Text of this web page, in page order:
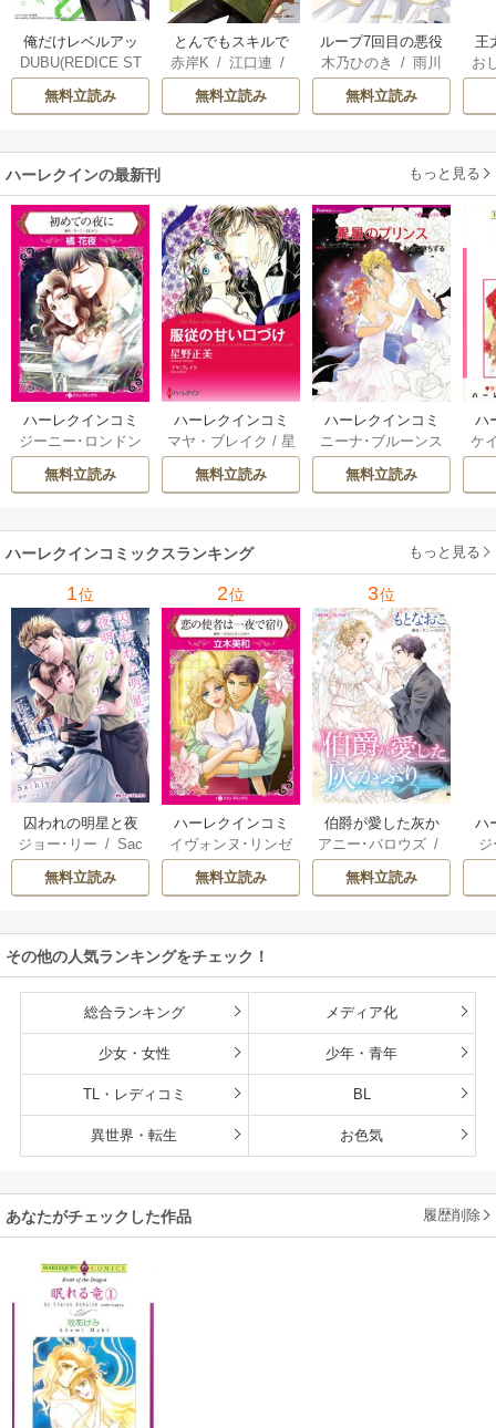
俺だけレベルアッ
プな件
DUBU(REDICE ST
UDIO)
/ Chugong
h-goon
無料立読み
とんでもスキルで
異世界放浪メシ
赤岸K/ 江口連 /
雅
無料立読み
ループ7回目の悪役
令嬢は、元敵国で
自由気ままな花嫁
生活を満喫する
木乃ひのき /雨川
透子/八美☆わん
無料立読み
王
こ
二
お
ハーレクインの最新刊 もっと見る
ハーレクインコミ
ックス セット 202
6年 vol.1064 1巻
ジーニー･ロンドン
橘花夜 / メアリ
ー･ライアンズ
ーガン/星合操/ア
ン･ウィール/ 津寺
里可子
無料立読み
ハーレクインコミ
ックス セット 202
6年 vol.1002 1巻
マヤ・ブレイク / 星
野正美/
ヘレン･ブ
ルックス/のわきね
ウェイ/一重夕子
無料立読み
ハーレクインコミ
ックス セット 202
6年 vol.1063 1巻
ニーナ･ブルーンス
おおつきちずる
レベッカ･ヨーク
ーディ/海野みつる
サラ･ウッド/流
水凛子
無料立読み
ハ
ッ
ケ
ザ
ハーレクインコミックスランキング もっと見る
1位
囚われの明星と夜
明けのシュヴァリ
エ
ジョー･リー /Sac
hiyo
無料立読み
2位
ハーレクインコミ
ックス セット 202
6年 vol.999
イヴォンヌ･リンゼ
イ/立木美和/ミ
ランダ･ジャレッ
ーリー・ペイジ/
曽祢まさこ
無料立読み
3位
伯爵が愛した灰か
ぶり
アニー･バロウズ/
もとなおこ
無料立読み
ハ
ッ
ン
ル
その他の人気ランキングをチェック！
総合ランキング メディア化
少女・女性 少年・青年
TL・レディコミ BL
異世界・転生 お色気
あなたがチェックした作品 履歴削除